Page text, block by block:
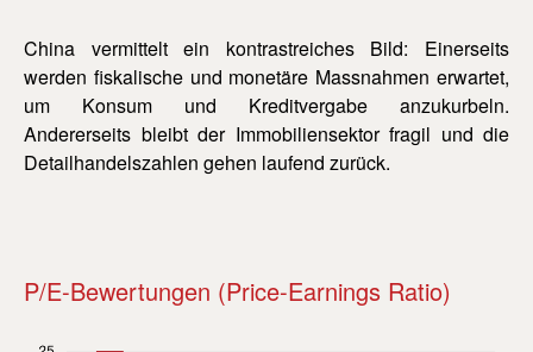
China vermittelt ein kontrastreiches Bild: Einerseits
werden fiskalische und monetäre Massnahmen erwartet,
um Konsum und Kreditvergabe anzukurbeln.
Andererseits bleibt der Immobiliensektor fragil und die
Detailhandelszahlen gehen laufend zurück.
P/E-Bewertungen (Price-Earnings Ratio)